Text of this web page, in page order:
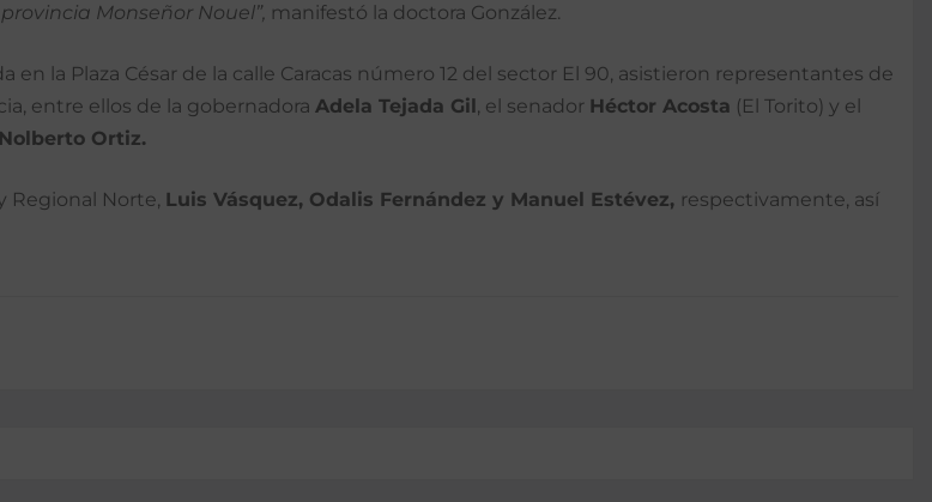
Monseñor Nouel”, manifestó la doctora González.
la Plaza César de la calle Caracas número 12 del sector El 90, asistieron representantes de
entre ellos de la gobernadora Adela Tejada Gil , el senador Héctor Acosta (El Torito) y el
Ortiz.
Regional Norte, Luis Vásquez, Odalis Fernández y Manuel Estévez, respectivamente, así